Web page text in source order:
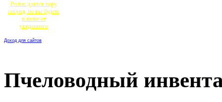
Ролик длится пару
секунд, но вы будете
в шоке от
увиденного
Доход для сайтов
Пчеловодный